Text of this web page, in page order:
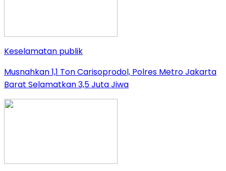
Keselamatan publik
Musnahkan 1,1 Ton Carisoprodol, Polres Metro Jakarta
Barat Selamatkan 3,5 Juta Jiwa